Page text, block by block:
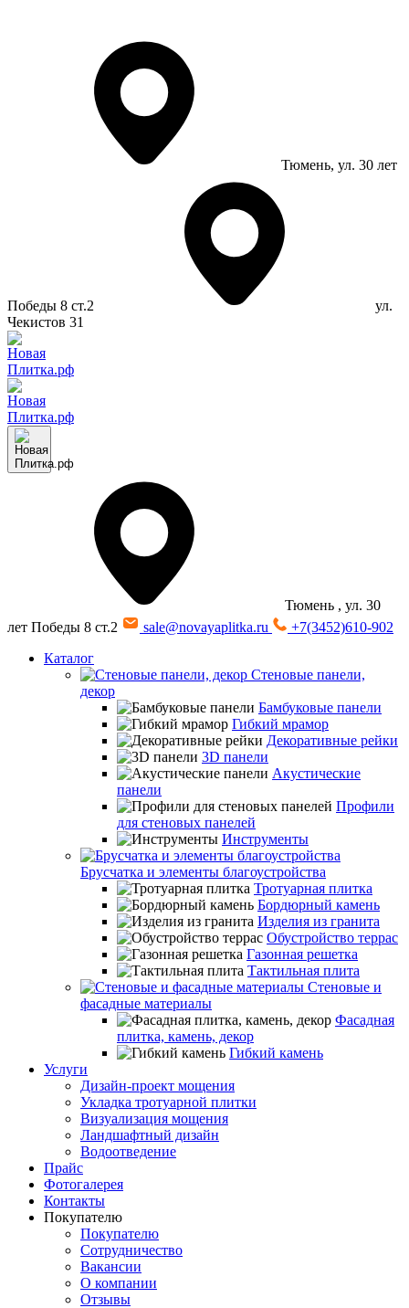
Тюмень, ул. 30 лет
Победы 8 ст.2
ул.
Чекистов 31
Тюмень , ул. 30
лет Победы 8 ст.2
sale@novayaplitka.ru
+7(3452)610-902
Каталог
Стеновые панели,
декор
Бамбуковые панели
Гибкий мрамор
Декоративные рейки
3D панели
Акустические
панели
Профили
для стеновых панелей
Инструменты
Брусчатка и элементы благоустройства
Тротуарная плитка
Бордюрный камень
Изделия из гранита
Обустройство террас
Газонная решетка
Тактильная плита
Стеновые и
фасадные материалы
Фасадная
плитка, камень, декор
Гибкий камень
Услуги
Дизайн-проект мощения
Укладка тротуарной плитки
Визуализация мощения
Ландшафтный дизайн
Водоотведение
Прайс
Фотогалерея
Контакты
Покупателю
Покупателю
Сотрудничество
Вакансии
О компании
Отзывы